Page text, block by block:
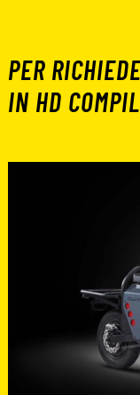
PER
IN HD